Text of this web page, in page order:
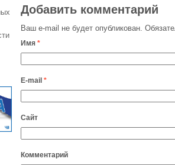
Добавить комментарий
Ваш e-mail не будет опубликован.
Имя *
E-mail *
Сайт
Комментарий